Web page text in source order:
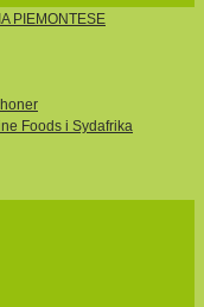
PIEMONTESE
Foods i Sydafrika